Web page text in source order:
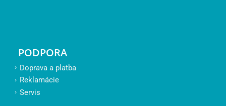
PODPORA
Doprava a platba
Reklamácie
Servis